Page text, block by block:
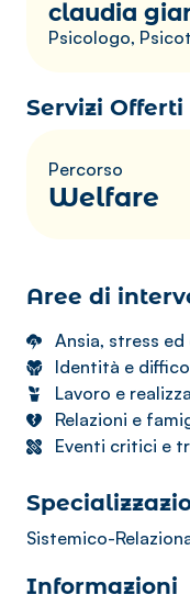
claudia
Psicologo,
Servizi Offerti
Percorso
Welfare
Aree di
Ansia, stress ed
Identità e
Lavoro e
Relazioni e
Eventi critici e
Sistemico-
Informazioni